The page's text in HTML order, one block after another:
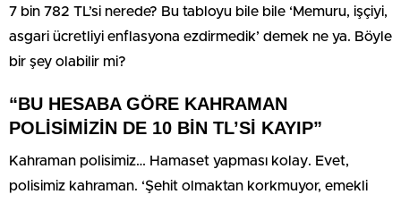
7 bin 782 TL’si nerede? Bu tabloyu bile bile ‘Memuru, işçiyi,
asgari ücretliyi enflasyona ezdirmedik’ demek ne ya. Böyle
bir şey olabilir mi?
“BU HESABA GÖRE KAHRAMAN
POLİSİMİZİN DE 10 BİN TL’Sİ KAYIP”
Kahraman polisimiz… Hamaset yapması kolay. Evet,
polisimiz kahraman. ‘Şehit olmaktan korkmuyor, emekli